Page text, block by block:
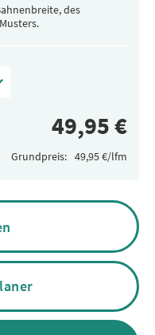
des
Grundpreis: